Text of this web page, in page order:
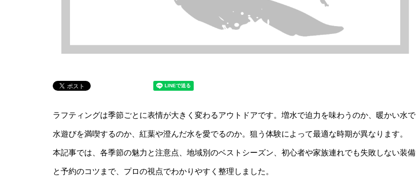
ラフティングは季節ごとに表情が大きく変わるアウトドアです。増水で迫力を味わうのか、暖かい水で
水遊びを満喫するのか、紅葉や澄んだ水を愛でるのか。狙う体験によって最適な時期が異なります。
本記事では、各季節の魅力と注意点、地域別のベストシーズン、初心者や家族連れでも失敗しない装備
と予約のコツまで、プロの視点でわかりやすく整理しました。